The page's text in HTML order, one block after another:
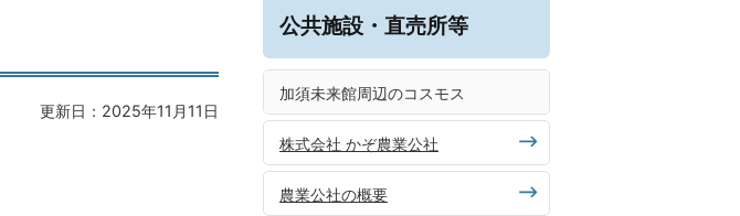
更新日：2025年11月11日
公共施設・直売所等
加須未来館周辺のコスモス
株式会社 かぞ農業公社
農業公社の概要